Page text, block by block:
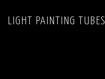
LIGHT PAINTING TUBES